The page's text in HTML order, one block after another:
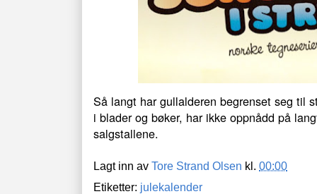
Så langt har gullalderen begrenset seg til
i blader og bøker, har ikke oppnådd på
salgstallene.
Lagt inn av Tore Strand Olsen kl. 00:00
Etiketter: julekalender